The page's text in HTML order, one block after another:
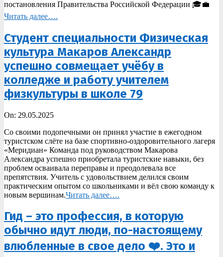
постановления Правительства Российской Федерации 🎓💼
Читать далее….
Студент специальности Физическая
культура Макаров Александр
успешно совмещает учёбу в
колледже и работу учителем
физкультуры в школе 79
2025-
29
On: 29.05.2025
Со своими подопечными он принял участие в ежегодном
туристском слёте на базе спортивно-оздоровительного лагеря
«Меридиан» Команда под руководством Макарова
Александра успешно приобретала туристские навыки, без
проблем осваивала переправы и преодолевала все
препятствия. Учитель с удовольствием делился своим
практическим опытом со школьниками и вёл свою команду к
новым вершинам.Читать далее….
Гид – это профессия, в которую
обычно идут люди, по-настоящему
влюбленные в свое дело ❤️. Это и